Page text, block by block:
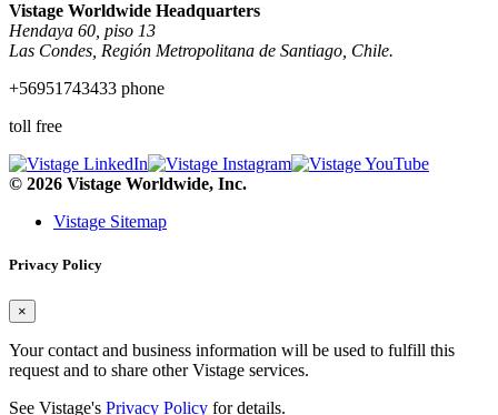
Vistage Worldwide Headquarters
Hendaya 60, piso 13
Las Condes, Región Metropolitana de Santiago, Chile.
+56951743433 phone
toll free
© 2026 Vistage Worldwide, Inc.
Vistage Sitemap
Privacy Policy
×
Your contact and business information will be used to fulfill this
request and to share other Vistage services.
See Vistage's Privacy Policy for details.